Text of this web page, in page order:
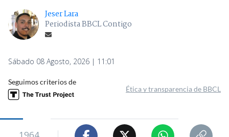
Jeser Lara
Periodista BBCL Contigo
Sábado 08 Agosto, 2026 | 11:01
Seguimos criterios de
Ética y transparencia de BBCL